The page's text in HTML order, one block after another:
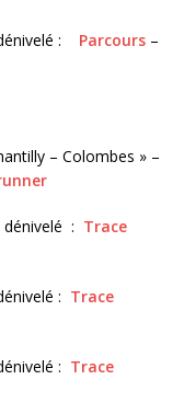
: Parcours –
– Colombes » –
dénivelé : Trace
: Trace
: Trace